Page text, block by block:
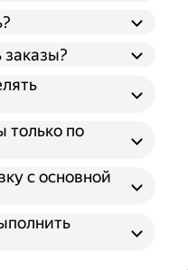
заказы?
только по
с основной